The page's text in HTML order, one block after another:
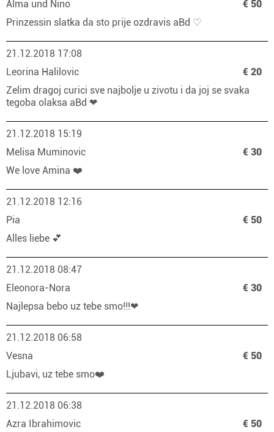
Alma und Nino
€ 50
Prinzessin slatka da sto prije ozdravis aBd ♡
21.12.2018 17:08
Leorina Halilovic
€ 20
Zelim dragoj curici sve najbolje u zivotu i da joj se svaka
tegoba olaksa aBd ❤
21.12.2018 15:19
Melisa Muminovic
€ 30
We love Amina ❤️
21.12.2018 12:16
Pia
€ 50
Alles liebe 💕
21.12.2018 08:47
Eleonora-Nora
€ 30
Najlepsa bebo uz tebe smo!!!❤
21.12.2018 06:58
Vesna
€ 50
Ljubavi, uz tebe smo❤️
21.12.2018 06:38
Azra Ibrahimovic
€ 50